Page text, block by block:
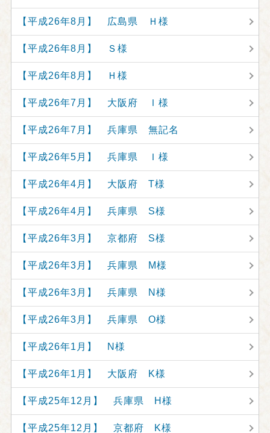
【平成26年8月】 広島県 Ｈ様
【平成26年8月】 Ｓ様
【平成26年8月】 Ｈ様
【平成26年7月】 大阪府 Ｉ様
【平成26年7月】 兵庫県 無記名
【平成26年5月】 兵庫県 Ｉ様
【平成26年4月】 大阪府 T様
【平成26年4月】 兵庫県 S様
【平成26年3月】 京都府 S様
【平成26年3月】 兵庫県 M様
【平成26年3月】 兵庫県 N様
【平成26年3月】 兵庫県 O様
【平成26年1月】 N様
【平成26年1月】 大阪府 K様
【平成25年12月】 兵庫県 H様
【平成25年12月】 京都府 K様